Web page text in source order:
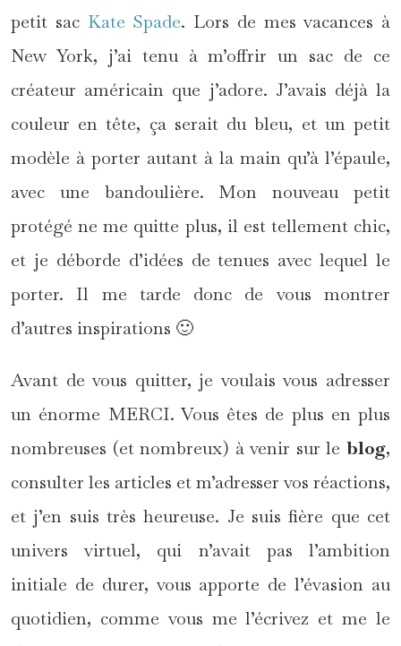
petit sac Kate Spade. Lors de mes vacances à
New York, j’ai tenu à m’offrir un sac de ce
créateur américain que j’adore. J’avais déjà la
couleur en tête, ça serait du bleu, et un petit
modèle à porter autant à la main qu’à l’épaule,
avec une bandoulière. Mon nouveau petit
protégé ne me quitte plus, il est tellement chic,
et je déborde d’idées de tenues avec lequel le
porter. Il me tarde donc de vous montrer
d’autres inspirations 🙂
Avant de vous quitter, je voulais vous adresser
un énorme MERCI. Vous êtes de plus en plus
nombreuses (et nombreux) à venir sur le blog,
consulter les articles et m’adresser vos réactions,
et j’en suis très heureuse. Je suis fière que cet
univers virtuel, qui n’avait pas l’ambition
initiale de durer, vous apporte de l’évasion au
quotidien, comme vous me l’écrivez et me le